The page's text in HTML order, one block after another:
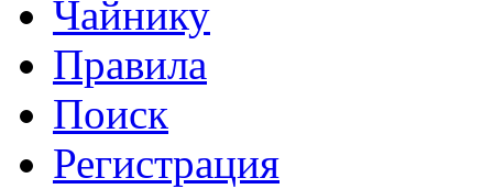
Чайнику
Правила
Поиск
Регистрация